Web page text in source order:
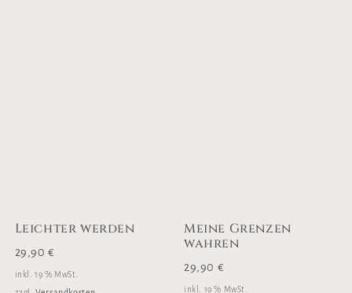
Leichter werden
29,90€
inkl. 19 % MwSt.
Meine Grenzen
wahren
29,90 €
inkl. 19 % MwSt.